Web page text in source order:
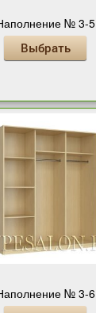
№ 3-5
Выбрать
№ 3-6